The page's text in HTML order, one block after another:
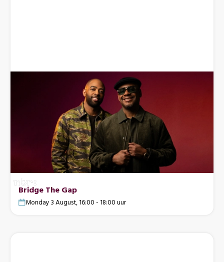
Bridge The Gap
Monday 3 August, 16:00 - 18:00 uur